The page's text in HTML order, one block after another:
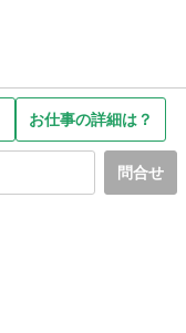
お仕事の詳細は？
問合せ